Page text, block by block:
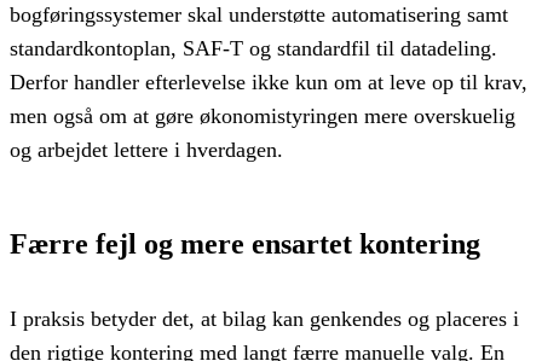
bogføringssystemer skal understøtte automatisering samt
standardkontoplan, SAF-T og standardfil til datadeling.
Derfor handler efterlevelse ikke kun om at leve op til krav,
men også om at gøre økonomistyringen mere overskuelig
og arbejdet lettere i hverdagen.
Færre fejl og mere ensartet kontering
I praksis betyder det, at bilag kan genkendes og placeres i
den rigtige kontering med langt færre manuelle valg. En